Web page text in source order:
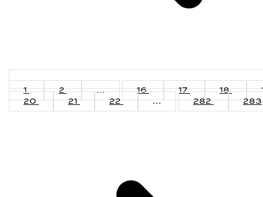
1 2 ... 16 17 18
20
21 22 ... 282 283